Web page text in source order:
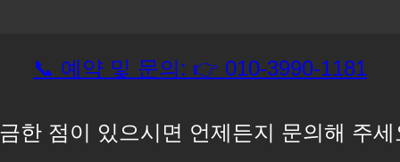
📞 예약 및 문의: 👉 010-3990-1181
한 점이 있으시면 언제든지 문의해 주세